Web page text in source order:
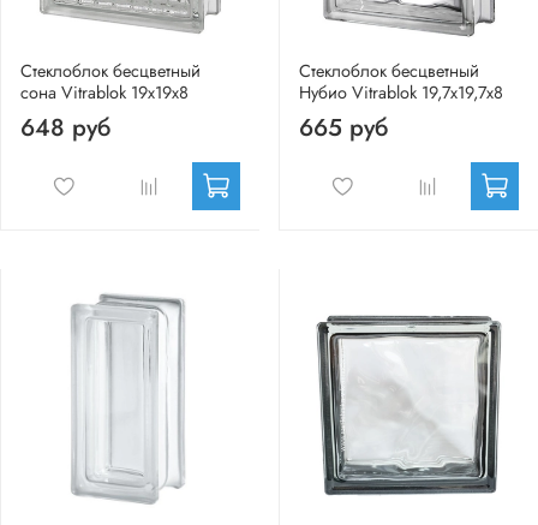
Стеклоблок бесцветный
сона Vitrablok 19х19х8
648 руб
Стеклоблок бесцветный
Нубио Vitrablok 19,7x19,7x8
665 руб